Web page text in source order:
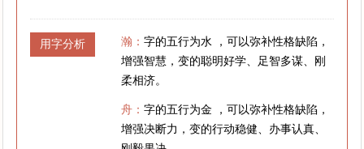
用字分析 瀚：字的五行为水 ，可以弥补性格缺陷，
增强智慧，变的聪明好学、足智多谋、刚
柔相济。
舟：字的五行为金 ，可以弥补性格缺陷，
增强决断力，变的行动稳健、办事认真、